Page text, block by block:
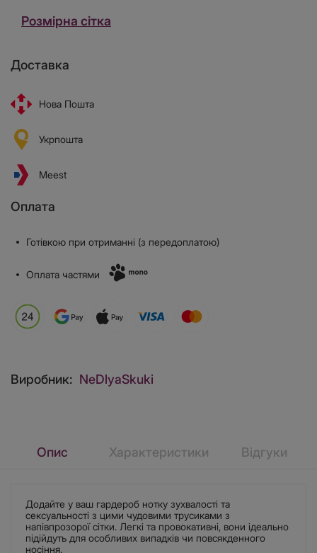
Розмірна сітка
Доставка
Нова Пошта
Укрпошта
Meest
Оплата
Готівкою при отриманні (з передоплатою)
Оплата частями
Виробник: NeDlyaSkuki
Опис Характеристики Відгуки
Додайте у ваш гардероб нотку зухвалості та
сексуальності з цими чудовими трусиками з
напівпрозорої сітки. Легкі та провокативні, вони ідеально
підійдуть для особливих випадків чи повсякденного
носіння.